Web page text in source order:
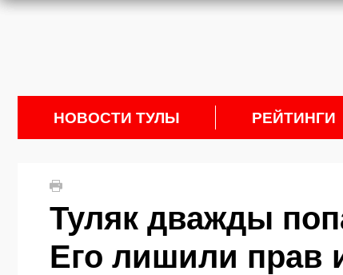
НОВОСТИ ТУЛЫ РЕЙТИНГИ
Туляк дважды
Его лишили прав